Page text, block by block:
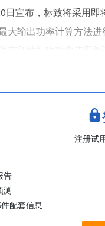
日宣布，标致将采用
大输出功率计算方法进
车型的标称功率值因
注册试
告
测
配套信息